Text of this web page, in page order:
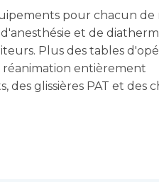
pour chacun de
et de
Plus des tables
réanimation entièrement
des glissières PAT et des